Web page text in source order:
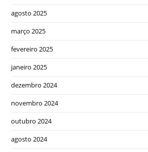
agosto 2025
março 2025
fevereiro 2025
janeiro 2025
dezembro 2024
novembro 2024
outubro 2024
agosto 2024